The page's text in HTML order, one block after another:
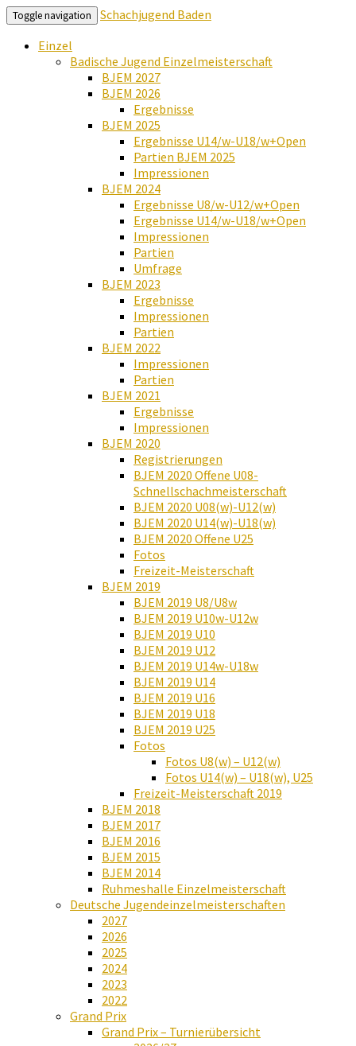
Toggle navigation
Schachjugend Baden
Einzel
Badische Jugend Einzelmeisterschaft
BJEM 2027
BJEM 2026
Ergebnisse
BJEM 2025
Ergebnisse U14/w-U18/w+Open
Partien BJEM 2025
Impressionen
BJEM 2024
Ergebnisse U8/w-U12/w+Open
Ergebnisse U14/w-U18/w+Open
Impressionen
Partien
Umfrage
BJEM 2023
Ergebnisse
Impressionen
Partien
BJEM 2022
Impressionen
Partien
BJEM 2021
Ergebnisse
Impressionen
BJEM 2020
Registrierungen
BJEM 2020 Offene U08-
Schnellschachmeisterschaft
BJEM 2020 U08(w)-U12(w)
BJEM 2020 U14(w)-U18(w)
BJEM 2020 Offene U25
Fotos
Freizeit-Meisterschaft
BJEM 2019
BJEM 2019 U8/U8w
BJEM 2019 U10w-U12w
BJEM 2019 U10
BJEM 2019 U12
BJEM 2019 U14w-U18w
BJEM 2019 U14
BJEM 2019 U16
BJEM 2019 U18
BJEM 2019 U25
Fotos
Fotos U8(w) – U12(w)
Fotos U14(w) – U18(w), U25
Freizeit-Meisterschaft 2019
BJEM 2018
BJEM 2017
BJEM 2016
BJEM 2015
BJEM 2014
Ruhmeshalle Einzelmeisterschaft
Deutsche Jugendeinzelmeisterschaften
2027
2026
2025
2024
2023
2022
Grand Prix
Grand Prix – Turnierübersicht